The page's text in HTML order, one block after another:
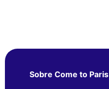
Sobre Come to Paris